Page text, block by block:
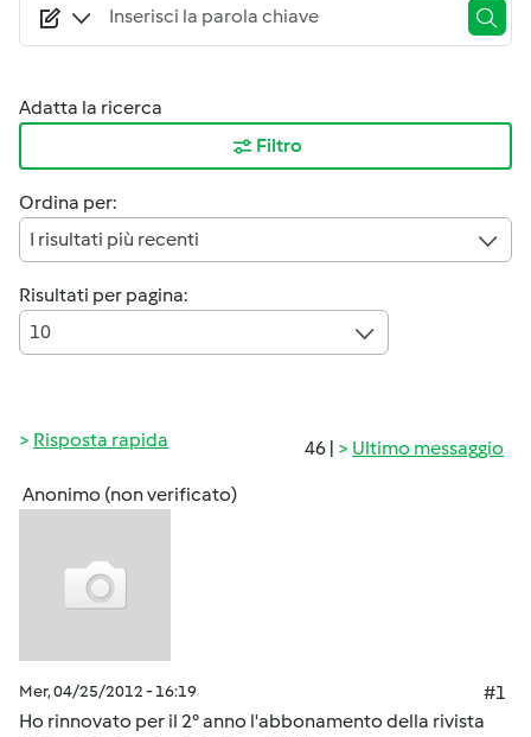
Adatta la ricerca
Filtro
Ordina per:
I risultati più recenti
Risultati per pagina:
10
46 | Ultimo messaggio
Risposta rapida
Anonimo (non verificato)
Mer, 04/25/2012 - 16:19
#1
Ho rinnovato per il 2° anno l'abbonamento della rivista